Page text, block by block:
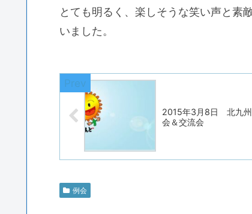
とても明るく、楽しそうな笑い声と素
いました。
2015年3月8日 北九
会＆交流会
例会